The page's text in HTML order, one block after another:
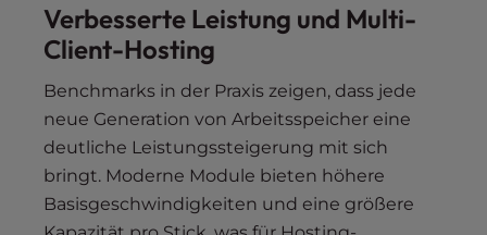
Verbesserte Leistung und Multi-
Client-Hosting
Benchmarks in der Praxis zeigen, dass jede
neue Generation von Arbeitsspeicher eine
deutliche Leistungssteigerung mit sich
bringt. Moderne Module bieten höhere
Basisgeschwindigkeiten und eine größere